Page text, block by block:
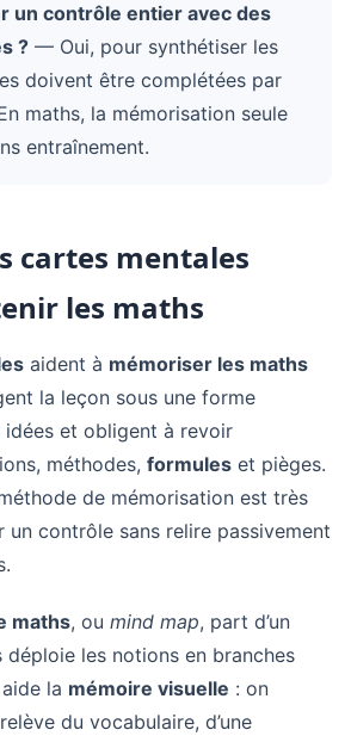
un contrôle entier avec des
? — Oui, pour synthétiser les
doivent être complétées par
maths, la mémorisation seule
entraînement.
cartes mentales
les maths
aident à mémoriser les maths
la leçon sous une forme
idées et obligent à revoir
méthodes, formules et pièges.
de mémorisation est très
un contrôle sans relire passivement
maths, ou mind map, part d’un
les notions en branches
la mémoire visuelle : on
du vocabulaire, d’une